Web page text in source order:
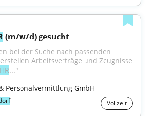
(m/w/d) gesucht
bei der Suche nach passenden
Arbeitsverträge und Zeugnisse
HR..."
Personalvermittlung GmbH
Vollzeit